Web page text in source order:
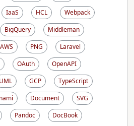
IaaS HCL
Webpack
BigQuery
Middleman
AWS PNG
Laravel
OAuth
OpenAPI
UML GCP
TypeScript
Document
SVG
Pandoc
DocBook